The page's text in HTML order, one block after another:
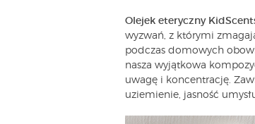
Olejek eteryczny
wyzwań, z którymi
podczas domowych
nasza wyjątkowa
uwagę i koncentrację.
uziemienie, jasność